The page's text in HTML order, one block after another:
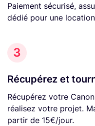
Paiement sécurisé,
dédié pour une
3
Récupérez et
Récupérez votre
réalisez votre projet.
partir de 15€/jour.